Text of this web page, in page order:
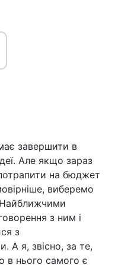
завершити в
Але якщо зараз
на бюджет
виберемо
з ним і
з
А я, звісно, за те,
в нього самого є